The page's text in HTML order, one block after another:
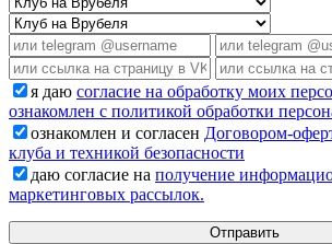
я даю согласие на обработку моих
ознакомлен с политикой обработки
ознакомлен и согласен Договором-
клуба и техникой безопасности
даю согласие на получение
маркетинговых рассылок.